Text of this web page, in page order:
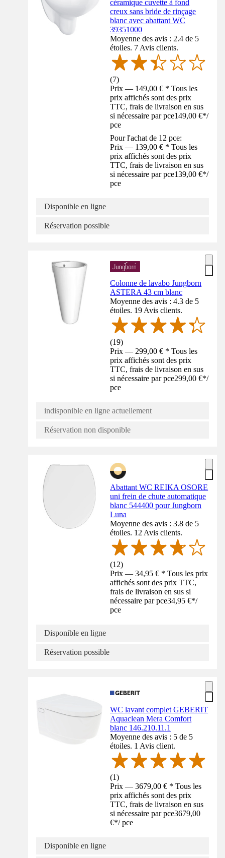
céramique cuvette à fond
creux sans bride de rinçage
blanc avec abattant WC
39351000
Moyenne des avis : 2.4 de 5
étoiles. 7 Avis clients.
(7)
Prix — 149,00 € * Tous les
prix affichés sont des prix
TTC, frais de livraison en sus
si nécessaire par pce149,00 €*/
pce
Pour l'achat de 12 pce:
Prix — 139,00 € * Tous les
prix affichés sont des prix
TTC, frais de livraison en sus
si nécessaire par pce139,00 €*/
pce
Disponible en ligne
Réservation possible
Colonne de lavabo Jungborn
ASTERA 43 cm blanc
Moyenne des avis : 4.3 de 5
étoiles. 19 Avis clients.
(19)
Prix — 299,00 € * Tous les
prix affichés sont des prix
TTC, frais de livraison en sus
si nécessaire par pce299,00 €*/
pce
indisponible en ligne actuellement
Réservation non disponible
Abattant WC REIKA OSORE
uni frein de chute automatique
blanc 544400 pour Jungborn
Luna
Moyenne des avis : 3.8 de 5
étoiles. 12 Avis clients.
(12)
Prix — 34,95 € * Tous les prix
affichés sont des prix TTC,
frais de livraison en sus si
nécessaire par pce34,95 €*/
pce
Disponible en ligne
Réservation possible
WC lavant complet GEBERIT
Aquaclean Mera Comfort
blanc 146.210.11.1
Moyenne des avis : 5 de 5
étoiles. 1 Avis client.
(1)
Prix — 3679,00 € * Tous les
prix affichés sont des prix
TTC, frais de livraison en sus
si nécessaire par pce3679,00
€*/ pce
Disponible en ligne